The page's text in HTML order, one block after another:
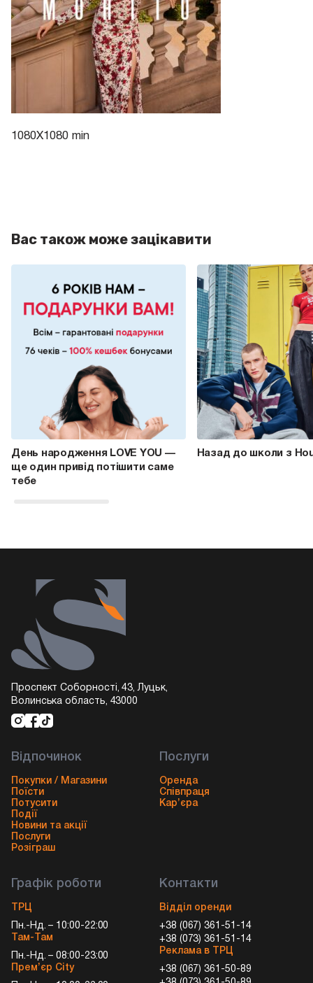
1080X1080 min
Вас також може зацікавити
День народження LOVE YOU —
ще один привід потішити саме
тебе
Назад до школи з
Проспект Соборності, 43, Луцьк,
Волинська область, 43000
Відпочинок
Покупки / Магазини
Поїсти
Потусити
Події
Новини та акції
Послуги
Розіграш
Послуги
Оренда
Співпраця
Кар’єра
Графік роботи
ТРЦ
Пн.-Нд. – 10:00-22:00
Там-Там
Пн.-Нд. – 08:00-23:00
Прем’єр City
Контакти
Відділ оренди
+38 (067) 361-51-14
+38 (073) 361-51-14
Реклама в ТРЦ
+38 (067) 361-50-89